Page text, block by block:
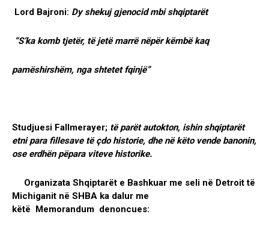
Lord Bajroni: Dy shekuj gjenocid mbi shqiptarët
“S’ka komb tjetër, të jetë marrë nëpër këmbë kaq
pamëshirshëm, nga shtetet fqinjë”
Studjuesi Fallmerayer; të parët autokton, ishin shqiptarët
etni para fillesave të çdo historie, dhe në këto vende banonin,
ose erdhën pëpara viteve historike.
Organizata Shqiptarët e Bashkuar me seli në Detroit të
Michiganit në SHBA ka dalur me
këtë Memorandum denoncues: